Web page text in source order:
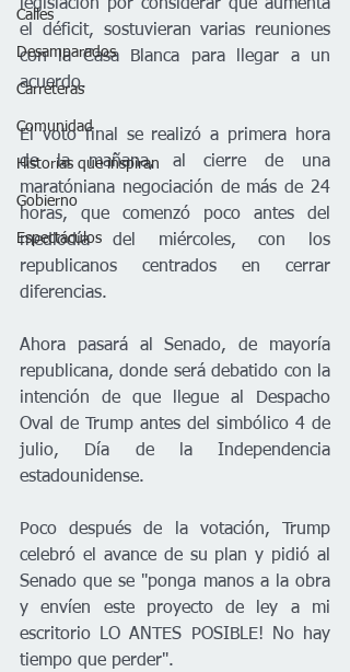
Calles
Desamparados
Carreteras
Comunidad
Historias que inspiran
Gobierno
Espectáculos
legislación por considerar que aumenta
el déficit, sostuvieran varias reuniones
con la Casa Blanca para llegar a un
acuerdo.
El voto final se realizó a primera hora
de la mañana, al cierre de una
maratóniana negociación de más de 24
horas, que comenzó poco antes del
mediodía del miércoles, con los
republicanos centrados en cerrar
diferencias.
Ahora pasará al Senado, de mayoría
republicana, donde será debatido con la
intención de que llegue al Despacho
Oval de Trump antes del simbólico 4 de
julio, Día de la Independencia
estadounidense.
Poco después de la votación, Trump
celebró el avance de su plan y pidió al
Senado que se "ponga manos a la obra
y envíen este proyecto de ley a mi
escritorio LO ANTES POSIBLE! No hay
tiempo que perder".